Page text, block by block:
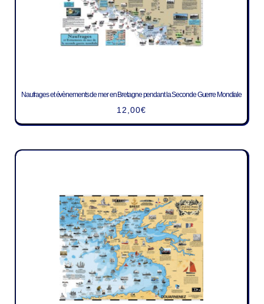
Naufrages et évènements de mer en Bretagne pendant la Seconde Guerre Mondiale
12,00€